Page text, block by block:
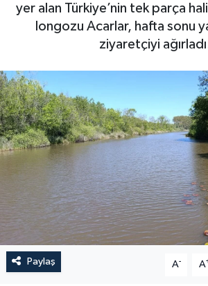
yer alan Türkiye’nin tek parça
longozu Acarlar, hafta sonu
ziyaretçiyi
Paylaş A- A